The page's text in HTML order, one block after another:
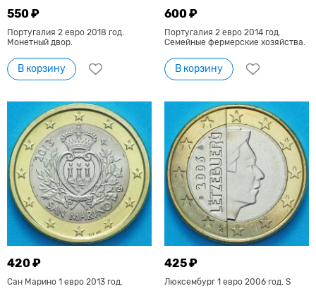
550 ₽
Португалия 2 евро 2018 год.
Монетный двор.
В корзину
600 ₽
Португалия 2 евро 2014 год.
Семейные фермерские хозяйства.
В корзину
420 ₽
Сан Марино 1 евро 2013 год.
425 ₽
Люксембург 1 евро 2006 год. S